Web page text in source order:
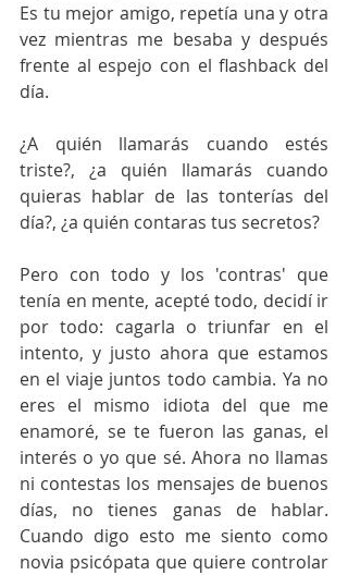
Es tu mejor amigo, repetía una y otra
vez mientras me besaba y después
frente al espejo con el flashback del
día.
¿A quién llamarás cuando estés
triste?, ¿a quién llamarás cuando
quieras hablar de las tonterías del
día?, ¿a quién contaras tus secretos?
Pero con todo y los 'contras' que
tenía en mente, acepté todo, decidí ir
por todo: cagarla o triunfar en el
intento, y justo ahora que estamos
en el viaje juntos todo cambia. Ya no
eres el mismo idiota del que me
enamoré, se te fueron las ganas, el
interés o yo que sé. Ahora no llamas
ni contestas los mensajes de buenos
días, no tienes ganas de hablar.
Cuando digo esto me siento como
novia psicópata que quiere controlar